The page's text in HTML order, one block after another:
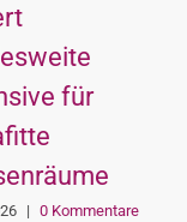
für
| 0 Kommentare